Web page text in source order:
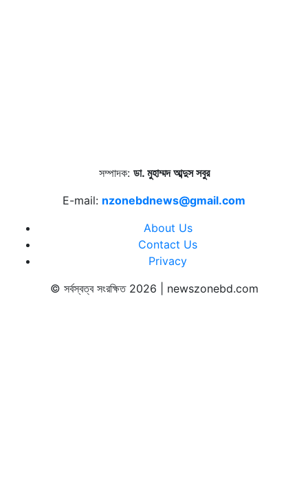
সম্পাদক: ডা. মুহাম্মদ আব্দুস সবুর
E-mail: nzonebdnews@gmail.com
About Us
Contact Us
Privacy
© সর্বস্বত্ব সংরক্ষিত 2026 | newszonebd.com